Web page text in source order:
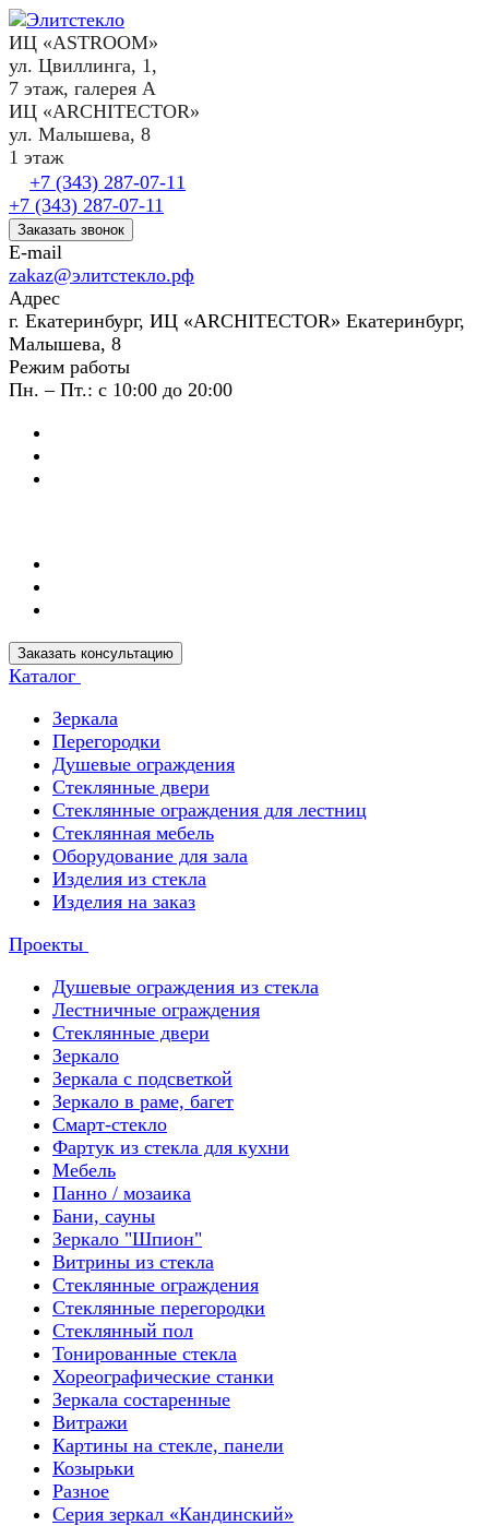
ИЦ «ASTROOM»
ул. Цвиллинга, 1,
7 этаж, галерея А
ИЦ «ARCHITECTOR»
ул. Малышева, 8
1 этаж
+7 (343) 287-07-11
+7 (343) 287-07-11
Заказать звонок
E-mail
zakaz@элитстекло.рф
Адрес
г. Екатеринбург, ИЦ «ARCHITECTOR» Екатеринбург,
Малышева, 8
Режим работы
Пн. – Пт.: с 10:00 до 20:00
Заказать консультацию
Каталог
Зеркала
Перегородки
Душевые ограждения
Стеклянные двери
Стеклянные ограждения для лестниц
Стеклянная мебель
Оборудование для зала
Изделия из стекла
Изделия на заказ
Проекты
Душевые ограждения из стекла
Лестничные ограждения
Стеклянные двери
Зеркало
Зеркала с подсветкой
Зеркало в раме, багет
Смарт-стекло
Фартук из стекла для кухни
Мебель
Панно / мозаика
Бани, сауны
Зеркало "Шпион"
Витрины из стекла
Стеклянные ограждения
Стеклянные перегородки
Стеклянный пол
Тонированные стекла
Хореографические станки
Зеркала состаренные
Витражи
Картины на стекле, панели
Козырьки
Разное
Серия зеркал «Кандинский»